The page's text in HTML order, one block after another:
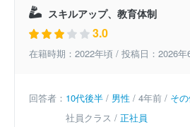
スキルアップ、教育体制
3.0
在籍時期：2022年頃 / 投稿日：2026年
回答者： 10代後半 / 男性 / 4年前 / そ
社員クラス / 正社員